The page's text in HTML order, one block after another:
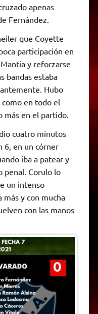
apenas
Fernández.
que Coyette
participación en
y reforzarse
bandas estaba
Hubo
como en todo el
más en el partido.
cuatro minutos
6, en un córner
iba a patear y
penal. Corulo lo
un intenso
y con mucha
con las manos